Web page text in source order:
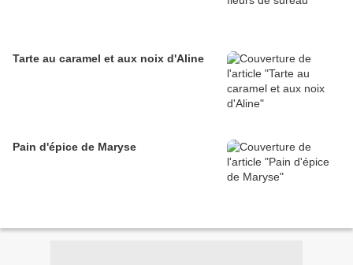
Tarte au caramel et aux noix d'Aline
Pain d'épice de Maryse